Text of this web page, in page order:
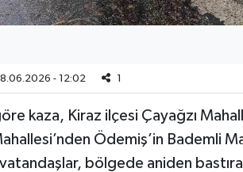
- 12:02 1
kaza, Kiraz ilçesi Çayağzı
Ödemiş’in Bademli
bölgede aniden